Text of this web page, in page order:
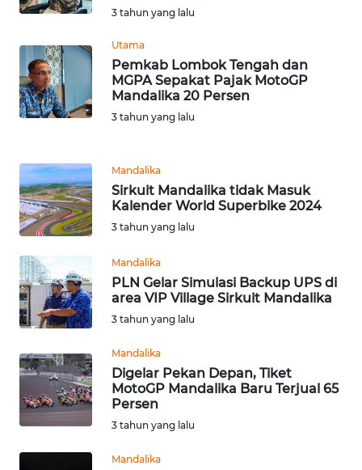
3 tahun yang lalu
Utama
Pemkab Lombok Tengah dan
MGPA Sepakat Pajak MotoGP
Mandalika 20 Persen
3 tahun yang lalu
Mandalika
Sirkuit Mandalika tidak Masuk
Kalender World Superbike 2024
3 tahun yang lalu
Mandalika
PLN Gelar Simulasi Backup UPS di
area VIP Village Sirkuit Mandalika
3 tahun yang lalu
Mandalika
Digelar Pekan Depan, Tiket
MotoGP Mandalika Baru Terjual 65
Persen
3 tahun yang lalu
Mandalika
WN
WN
JABAR
WN
NTT
KEPRI
WN
PAPUA
WN
PAPUA
BARAT